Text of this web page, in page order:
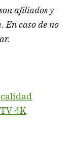
afiliados y
En caso de no
4K